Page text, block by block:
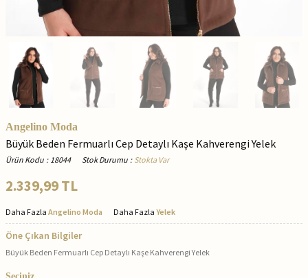
Angelino Moda
Büyük Beden Fermuarlı Cep Detaylı Kaşe Kahverengi Yelek
Ürün Kodu : 18044 Stok Durumu : Stokta Var
2.339,99TL
Daha Fazla Angelino Moda Daha Fazla Yelek
Öne Çıkan Bilgiler
Büyük Beden Fermuarlı Cep Detaylı Kaşe Kahverengi Yelek